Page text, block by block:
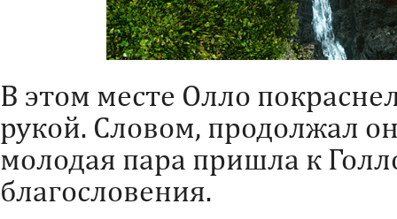
В этом месте Олло
рукой. Словом, продолжал
молодая пара пришла к
благословения.